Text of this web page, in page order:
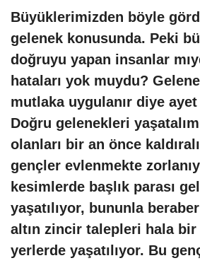
Büyüklerimizden böyle
gelenek konusunda. Peki
doğruyu yapan insanlar
hataları yok muydu?
mutlaka uygulanır diye
Doğru gelenekleri
olanları bir an önce
gençler evlenmekte
kesimlerde başlık parası
yaşatılıyor, bununla
altın zincir talepleri hala
yerlerde yaşatılıyor. Bu